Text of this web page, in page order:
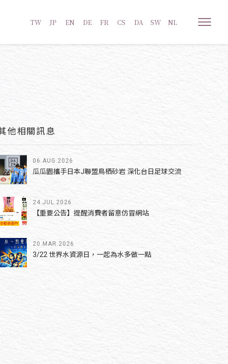
TW JP EN DE FR CS DA SW NL
他相關訊息
06.AUG.2026
瓜瓜園攜手日本J聯盟鳥栖砂岩 深化台日足球交流
24.JUL.2026
【重要公告】提醒消費者留意仿冒網站
20.MAR.2026
3/22 世界水資源日，一起為水多做一點